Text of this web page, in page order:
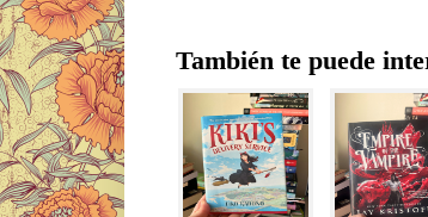
También te puede